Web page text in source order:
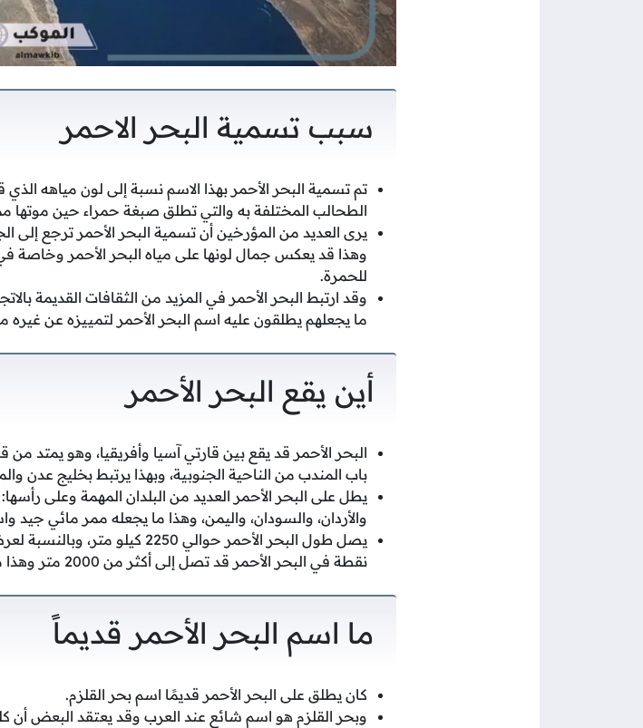
سبب تسمية البحر الاحمر
تم تسمية البحر الأحمر بهذا الاسم نسبة إلى لون مياهه
الطحالب المختلفة به والتي تطلق صبغة حمراء حين موتها
يرى العديد من المؤرخين أن تسمية البحر الأحمر ترجع إلى
وهذا قد يعكس جمال لونها على مياه البحر الأحمر وخاصة
للحمرة.
وقد ارتبط البحر الأحمر في المزيد من الثقافات القديمة
ما يجعلهم يطلقون عليه اسم البحر الأحمر لتمييزه عن غيره
أين يقع البحر الأحمر
البحر الأحمر قد يقع بين قارتي آسيا وأفريقيا، وهو يمتد
باب المندب من الناحية الجنوبية، وبهذا يرتبط بخليج عدن
يطل على البحر الأحمر العديد من البلدان المهمة وعلى
والأردان، والسودان، واليمن، وهذا ما يجعله ممر مائي جيد
نقطة في البحر الأحمر قد تصل إلى أكثر من 2000 متر وهذا ما يجعله من أهم البحار العميقة في العالم.
ما اسم البحر الأحمر قديماً
كان يطلق على البحر الأحمر قديمًا اسم بحر القلزم.
وبحر القلزم هو اسم شائع عند العرب وقد يعتقد البعض أن